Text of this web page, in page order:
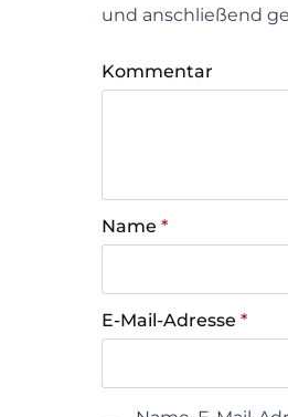
und anschließend
Kommentar
Name *
E-Mail-Adresse *